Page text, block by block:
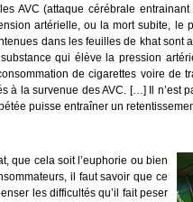
AVC (attaque cérébrale
artérielle, ou la mort subite,
dans les feuilles de khat
qui élève la pression
de cigarettes voire
à la survenue des AVC. […] Il n’est
puisse entraîner un
que cela soit l’euphorie ou bien
il faut savoir que ce
les difficultés qu’il fait peser